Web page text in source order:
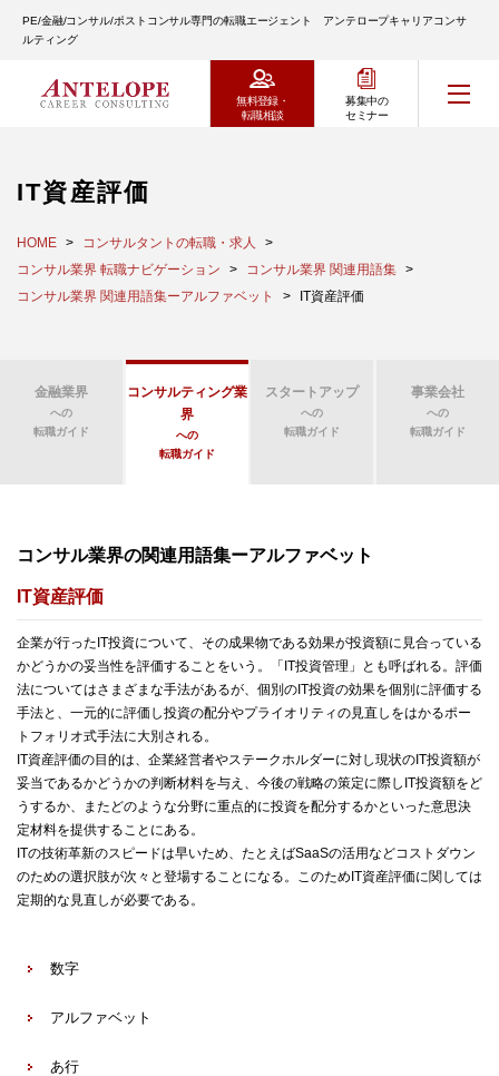
PE/金融/コンサル/ポストコンサル専門の転職エージェント アンテロープキャリアコンサ
ルティング
無料登録・
転職相談
募集中の
セミナー
IT資産評価
HOME
コンサルタントの転職・求人
コンサル業界 転職ナビゲーション
コンサル業界 関連用語集
コンサル業界 関連用語集ーアルファベット
IT資産評価
金融業界
への
転職ガイド
コンサルティング業
界
への
転職ガイド
スタートアップ
への
転職ガイド
事業会社
への
転職ガイド
コンサル業界の関連用語集ーアルファベット
IT資産評価
企業が行ったIT投資について、その成果物である効果が投資額に見合っている
かどうかの妥当性を評価することをいう。「IT投資管理」とも呼ばれる。評価
法についてはさまざまな手法があるが、個別のIT投資の効果を個別に評価する
手法と、一元的に評価し投資の配分やプライオリティの見直しをはかるポー
トフォリオ式手法に大別される。
IT資産評価の目的は、企業経営者やステークホルダーに対し現状のIT投資額が
妥当であるかどうかの判断材料を与え、今後の戦略の策定に際しIT投資額をど
うするか、またどのような分野に重点的に投資を配分するかといった意思決
定材料を提供することにある。
ITの技術革新のスピードは早いため、たとえばSaaSの活用などコストダウン
のための選択肢が次々と登場することになる。このためIT資産評価に関しては
定期的な見直しが必要である。
数字
アルファベット
あ行